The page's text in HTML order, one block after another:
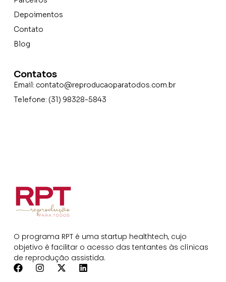
O programa RPT é uma startup healthtech, cujo
objetivo é facilitar o acesso das tentantes às clínicas
de reprodução assistida.
Depoimentos
Contato
Blog
Contatos
Email: contato@reproducaoparatodos.com.br
Telefone: (31) 98328-5843